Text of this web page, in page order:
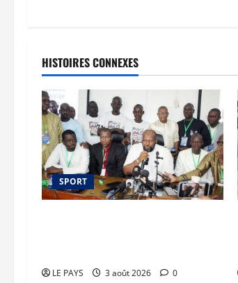
HISTOIRES CONNEXES
SPORT
LE PAYS 3 août 2026 0